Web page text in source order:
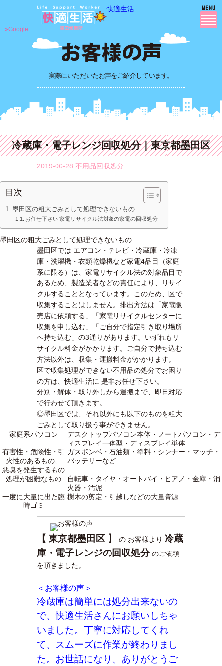
快適生活
実際にいただいたお声をご紹介しています。
»Google+
冷蔵庫・電子レンジ回収処分｜東京都墨田区
2019-06-28 不用品回収処分
目次
墨田区の粗大ごみとして処理できないもの
お任せ下さい 家電リサイクル法対象の家電の回収処分
墨田区の粗大ごみとして処理できないもの
墨田区では エアコン・テレビ・冷蔵庫・冷凍
庫・洗濯機・衣類乾燥機など家電4品目（家庭
系に限る）は、家電リサイクル法の対象品目で
あるため、製造業者などの責任により、リサイ
クルすることとなっています。このため、区で
収集することはしません。排出方法は「家電販
売店に依頼する」「家電リサイクルセンターに
収集を申し込む」「ご自分で指定引き取り場所
へ持ち込む」の3通りがあります。いずれもリ
サイクル料金がかかります。ご自分で持ち込む
方法以外は、収集・運搬料金がかかります。
区で収集処理ができない不用品の処分でお困り
の方は、快適生活に 是非お任せ下さい。
分別・解体・取り外しから運搬まで、即日対応
で行わせて頂きます。
◎墨田区では、それ以外にも以下のものを粗大
ごみとして取り扱う事ができません。
家庭系パソコン
デスクトップパソコン本体・ノートパソコン・デ
ィスプレイ一体型・ディスプレイ単体
有害性・危険性・引
火性のあるもの、
悪臭を発生するもの
ガスボンベ・石油類・塗料・シンナー・マッチ・
バッテリーなど
処理が困難なもの
自転車・タイヤ・オートバイ・ピアノ・金庫・消
火器・汚泥
一度に大量に出た臨
時ゴミ
樹木の剪定・引越しなどの大量資源
【 東京都墨田区 】 の お客様より 冷蔵
庫・電子レンジの回収処分のご依頼
を頂きました。
＜お客様の声＞
冷蔵庫は簡単には処分出来ないの
で、快適生活さんにお願いしちゃ
いました。丁寧に対応してくれ
て、スムーズに作業が終わりまし
た。お世話になり、ありがとうご